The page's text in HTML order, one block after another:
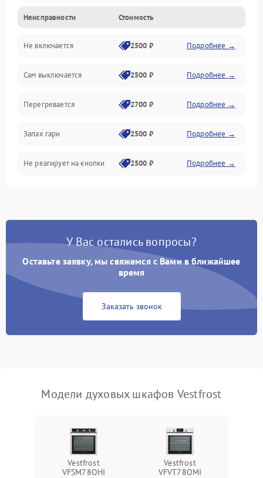
Неисправности Стоимость
Не включается 2500 ₽ Подробнее →
Сам выключается 2500 ₽ Подробнее →
Перегревается 2700 ₽ Подробнее →
Запах гари 2500 ₽ Подробнее →
Не реагирует на кнопки 2500 ₽ Подробнее →
У Вас остались вопросы?
Оставьте заявку, мы свяжемся с Вами в ближайшее
время
Заказать звонок
Модели духовых шкафов Vestfrost
Vestfrost
VFSM78OHI
Vestfrost
VFVT78OMI